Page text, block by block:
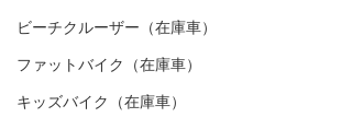
ビーチクルーザー（在庫車）
ファットバイク（在庫車）
キッズバイク（在庫車）